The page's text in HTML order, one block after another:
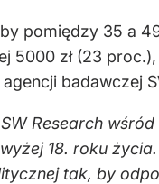
pomiędzy 35 a
zł (23
badawczej
Research
18. roku
tak, by